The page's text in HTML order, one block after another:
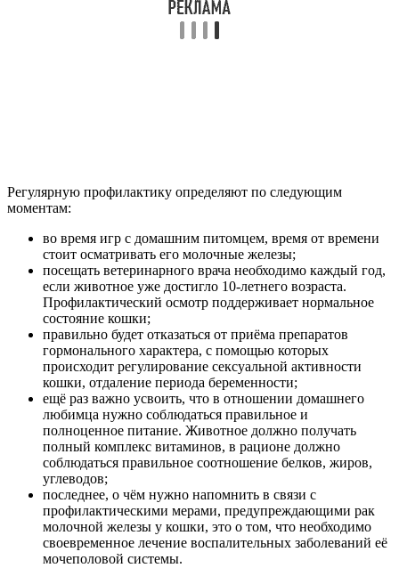
Регулярную профилактику определяют по следующим
моментам:
во время игр с домашним питомцем, время от времени
стоит осматривать его молочные железы;
посещать ветеринарного врача необходимо каждый год,
если животное уже достигло 10-летнего возраста.
Профилактический осмотр поддерживает нормальное
состояние кошки;
правильно будет отказаться от приёма препаратов
гормонального характера, с помощью которых
происходит регулирование сексуальной активности
кошки, отдаление периода беременности;
ещё раз важно усвоить, что в отношении домашнего
любимца нужно соблюдаться правильное и
полноценное питание. Животное должно получать
полный комплекс витаминов, в рационе должно
соблюдаться правильное соотношение белков, жиров,
углеводов;
последнее, о чём нужно напомнить в связи с
профилактическими мерами, предупреждающими рак
молочной железы у кошки, это о том, что необходимо
своевременное лечение воспалительных заболеваний её
мочеполовой системы.